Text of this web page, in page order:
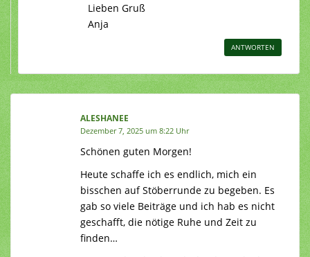
Lieben Gruß
Anja
ANTWORTEN
ALESHANEE
Dezember 7, 2025 um 8:22 Uhr
Schönen guten Morgen!
Heute schaffe ich es endlich, mich ein
bisschen auf Stöberrunde zu begeben. Es
gab so viele Beiträge und ich hab es nicht
geschafft, die nötige Ruhe und Zeit zu
finden…